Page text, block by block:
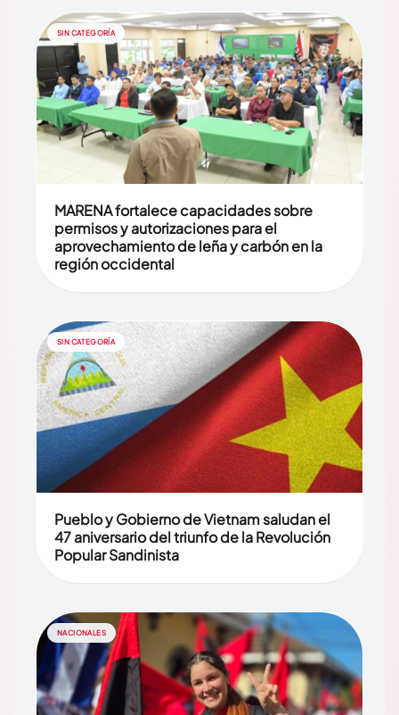
SIN CATEGORÍA
MARENA fortalece capacidades sobre
permisos y autorizaciones para el
aprovechamiento de leña y carbón en la
región occidental
SIN CATEGORÍA
Pueblo y Gobierno de Vietnam saludan el
47 aniversario del triunfo de la Revolución
Popular Sandinista
NACIONALES